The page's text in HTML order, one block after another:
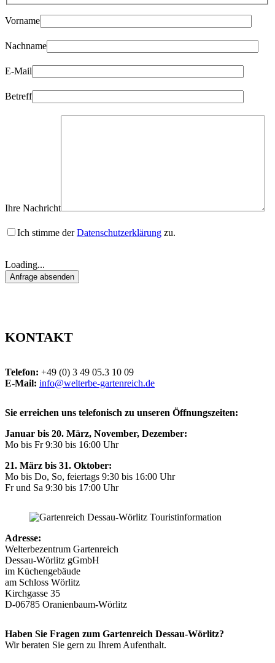
Vorname
Nachname
E-Mail
Betreff
Ihre Nachricht
Ich stimme derDatenschutzerklärung zu.
Loading...
KONTAKT
Telefon: +49 (0) 3 49 05.3 10 09
E-Mail: info@welterbe-gartenreich.de
Sie erreichen uns telefonisch zu unseren Öffnungszeiten:
Januar bis 20. März, November, Dezember:
Mo bis Fr 9:30 bis 16:00 Uhr
21. März bis 31. Oktober:
Mo bis Do, So, feiertags 9:30 bis 16:00 Uhr
Fr und Sa 9:30 bis 17:00 Uhr
Adresse:
Welterbezentrum Gartenreich
Dessau-Wörlitz gGmbH
im Küchengebäude
am Schloss Wörlitz
Kirchgasse 35
D-06785 Oranienbaum-Wörlitz
Haben Sie Fragen zum Gartenreich Dessau-Wörlitz?
Wir beraten Sie gern zu Ihrem Aufenthalt.